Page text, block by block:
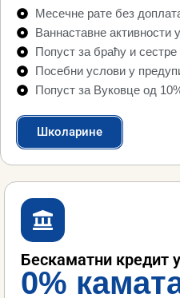
Месечне рате без
Ваннаставне активности
Попуст за браћу и сестре
Посебни услови у
Попуст за Вуковце од
Школарине
Бескаматни кредит
0%